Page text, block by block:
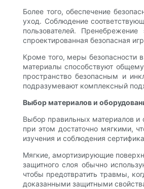
Более того, обеспечение
уход. Соблюдение
пользователей.
спроектированная безопасная
Кроме того, меры безопасности
материалы способствуют
пространство безопасным и
подразумевают комплексный
Выбор материалов и
Выбор правильных материалов
при этом достаточно мягкими,
изучения и соблюдения
Мягкие, амортизирующие
защитного слоя обычно
чтобы предотвратить травмы,
доказанными защитными